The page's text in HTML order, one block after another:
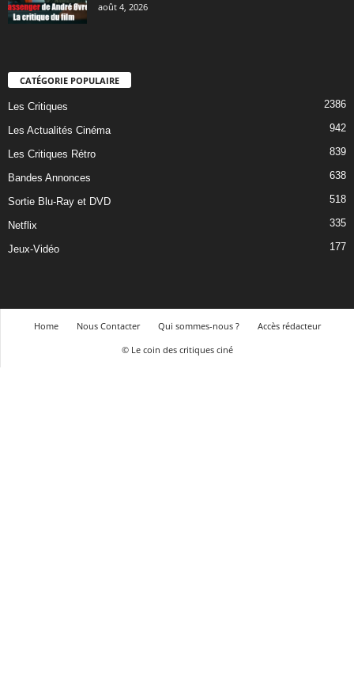
août 4, 2026
CATÉGORIE POPULAIRE
Les Critiques 2386
Les Actualités Cinéma 942
Les Critiques Rétro 839
Bandes Annonces 638
Sortie Blu-Ray et DVD 518
Netflix 335
Jeux-Vidéo 177
Home Nous Contacter Qui sommes-nous ?
Accès rédacteur
© Le coin des critiques ciné